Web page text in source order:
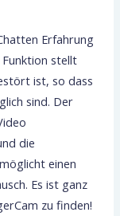
Erfahrung
stellt
ist, so dass
sind. Der
die
einen
Es ist ganz
zu finden!